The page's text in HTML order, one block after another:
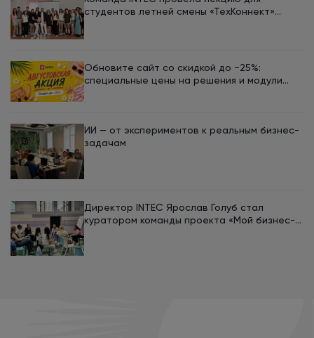
студентов летней смены «ТехКоннект»
Обновите сайт со скидкой до −25%:
специальные цены на решения и модули
INTEC в августе
ИИ — от экспериментов к реальным бизнес-
задачам
Директор INTEC Ярослав Голуб стал
куратором команды проекта «Мой бизнес-
кемп 2026»